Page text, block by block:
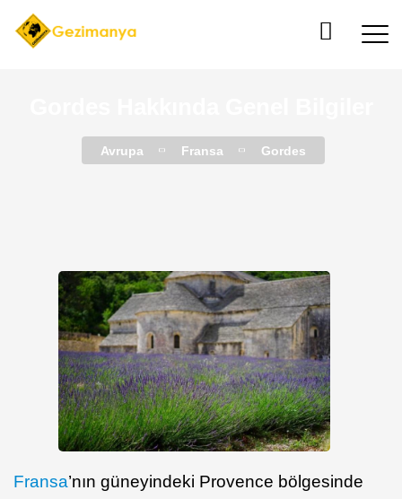
Avrupa Fransa Gordes
Fransa’nın güneyindeki Provence bölgesinde